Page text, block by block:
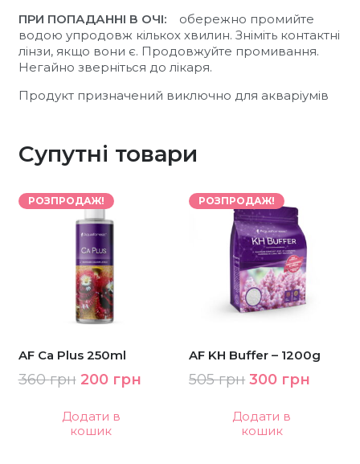
ПРИ ПОПАДАННІ В ОЧІ:
обережно промийте
водою упродовж кількох хвилин. Зніміть контактні
лінзи, якщо вони є. Продовжуйте промивання.
Негайно зверніться до лікаря.
Продукт призначений виключно для акваріумів
Супутні товари
РОЗПРОДАЖ!
AF Ca Plus 250ml
360грн Оригінальна
360 грн.
200 грнПоточна
Додати в
кошик
РОЗПРОДАЖ!
AF KH Buffer – 1200g
505грн Оригінальна
505 грн.
300 грн
Додати в
кошик